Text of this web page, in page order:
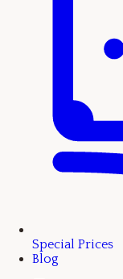
Special Prices
Blog